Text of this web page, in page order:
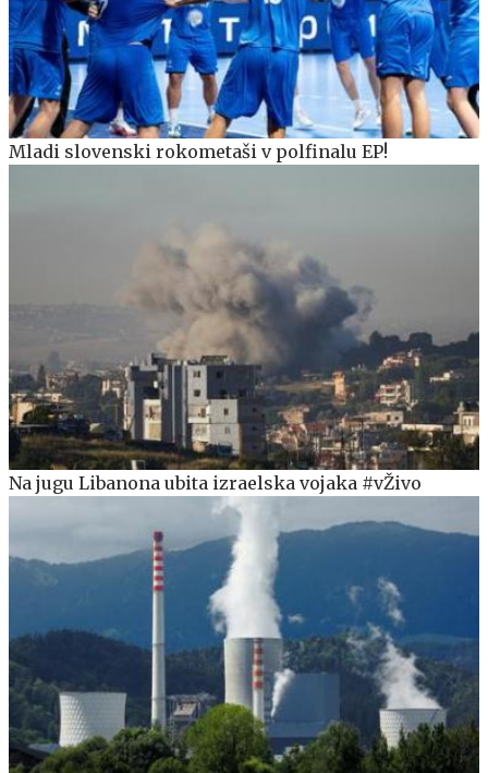
Mladi slovenski rokometaši v polfinalu EP!
Na jugu Libanona ubita izraelska vojaka #vŽivo